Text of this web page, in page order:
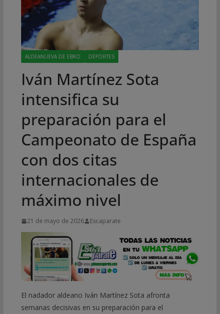
ALDEANUEVA DE EBRO DEPORTES
Iván Martínez Sota
intensifica su
preparación para el
Campeonato de España
con dos citas
internacionales de
máximo nivel
21 de mayo de 2026 Escaparate
El nadador aldeano Iván Martínez Sota afronta
semanas decisivas en su preparación para el